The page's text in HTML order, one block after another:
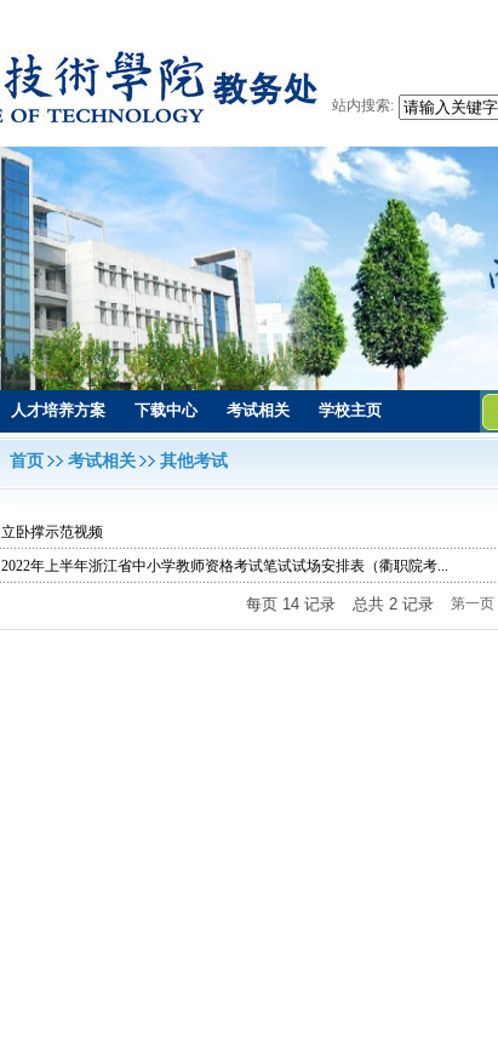
站内搜索:
人才培养方案 下载中心 考试相关 学校主页
首页 考试相关 其他考试
立卧撑示范视频
2022年上半年浙江省中小学教师资格考试笔试试场安排表（衢职院考...
每页 14 记录 总共 2 记录 第一页